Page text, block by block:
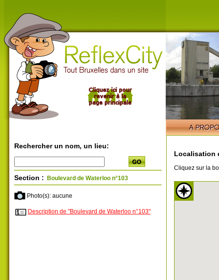
Rechercher un nom, un lieu:
Section : Boulevard de Waterloo n°103
Photo(s): aucune
Description de "Boulevard de Waterloo n°103"
Localisation
Cliquez sur la